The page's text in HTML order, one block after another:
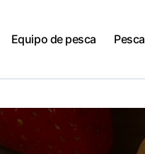
Equipo de pesca